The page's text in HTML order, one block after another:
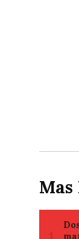
Mas